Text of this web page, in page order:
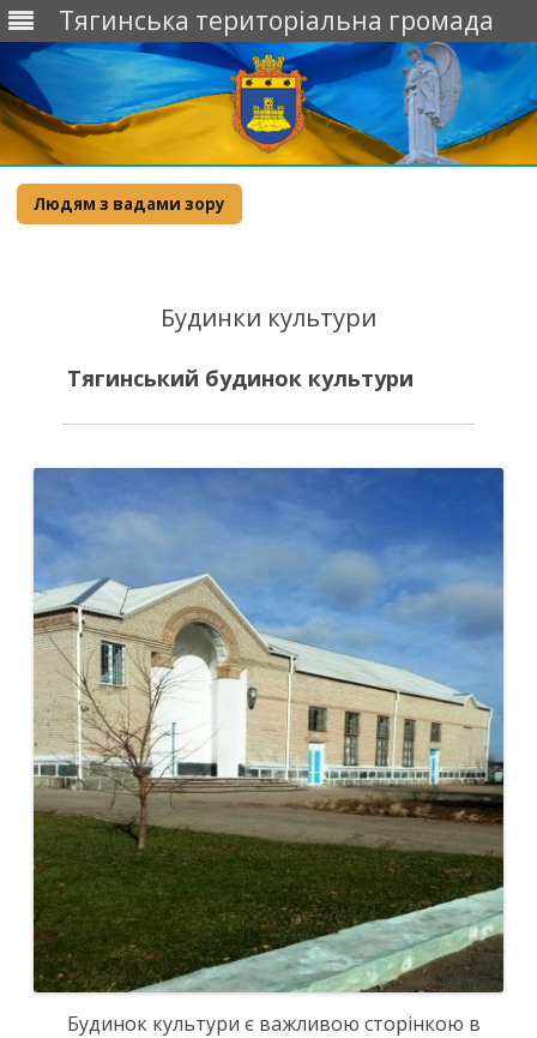
Тягинська територіальна громада
Людям з вадами зору
Будинки культури
Тягинський будинок культури
Будинок культури є важливою сторінкою в